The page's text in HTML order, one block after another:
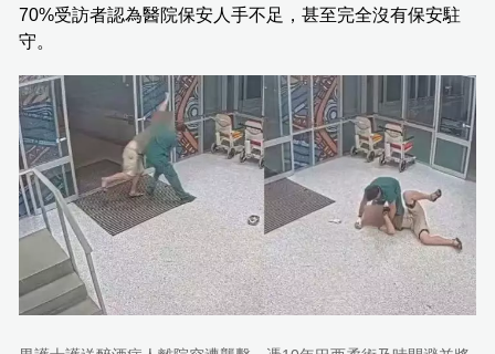
70%受訪者認為醫院保安人手不足，甚至完全沒有保安駐
守。